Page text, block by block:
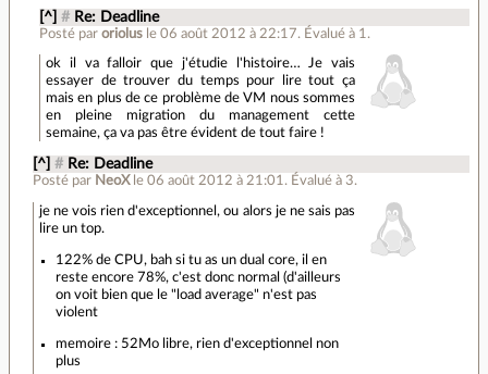
[^] # Re: Deadline
Posté paroriolus le 06 août 2012 à 22:17. Évalué à 1 .
ok il va falloir que j'étudie l'histoire… Je vais
essayer de trouver du temps pour lire tout ça
mais en plus de ce problème de VM nous sommes
en pleine migration du management cette
semaine, ça va pas être évident de tout faire !
[^] # Re: Deadline
Posté par NeoX le 06 août 2012 à 21:01 . Évalué à 3.
je ne vois rien d'exceptionnel, ou alors je ne sais pas
lire un top.
122% de CPU, bah si tu as un dual core, il en
reste encore 78%, c'est donc normal (d'ailleurs
on voit bien que le "load average" n'est pas
violent
memoire : 52Mo libre, rien d'exceptionnel non
plus